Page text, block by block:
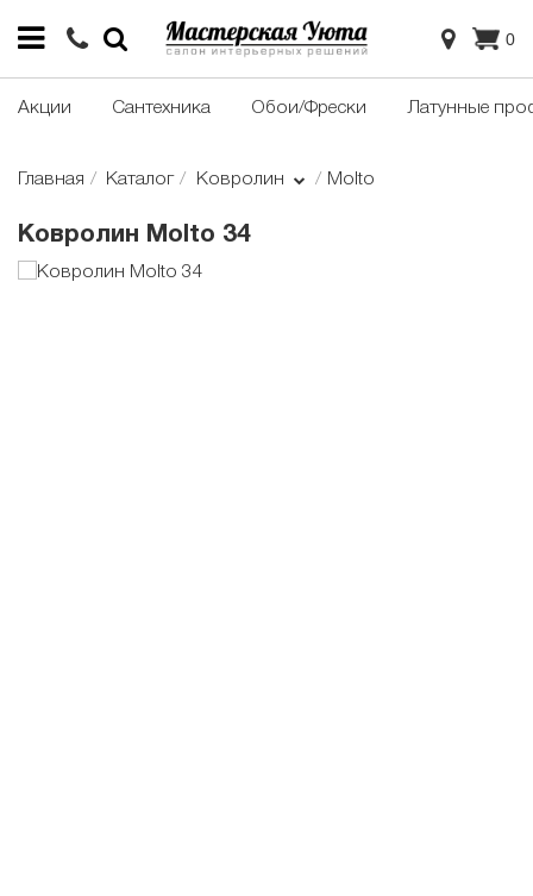
0
Акции Сантехника Обои/Фрески Латунные
Главная Каталог Ковролин Molto
Ковролин Molto 34